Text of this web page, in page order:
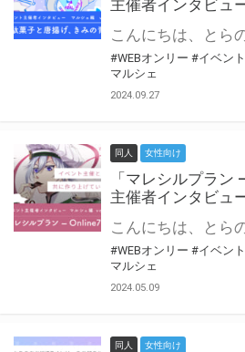
主催者インタビュ
#WEBオンリー #イベン
マルシェ
2024.09.27
同人 女性向け
「マレシルプラン
主催者インタビュ
#WEBオンリー #イベン
マルシェ
2024.05.09
同人 女性向け